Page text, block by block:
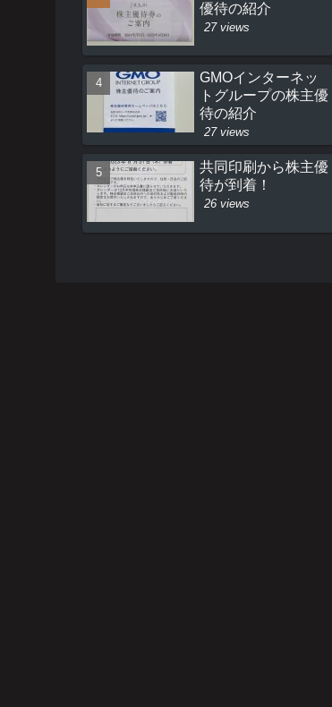
優待の紹介
27 views
GMOインターネッ
トグループの株主優
待の紹介
27 views
共同印刷から株主優
待が到着！
26 views